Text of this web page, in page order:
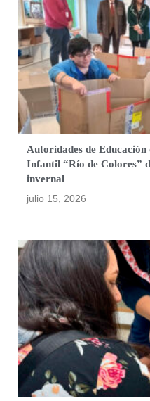
Autoridades de
Infantil “Río de Colores”
invernal
julio 15, 2026